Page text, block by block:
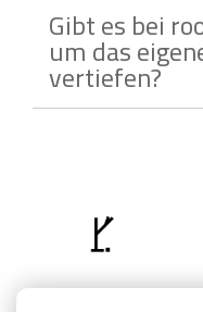
Gibt es bei
um das
vertiefen?